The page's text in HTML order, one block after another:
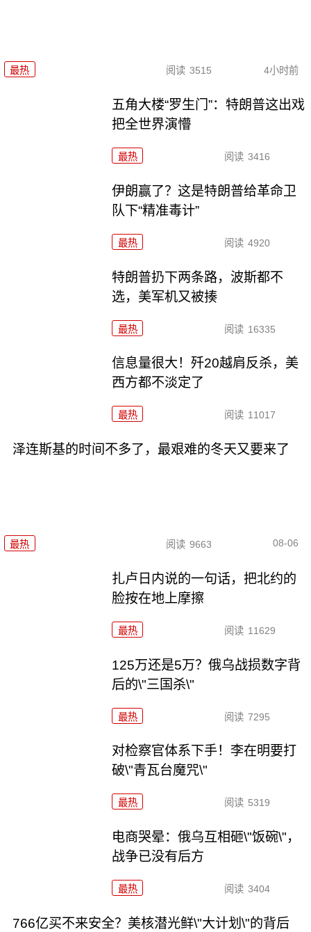
最热 阅读 3515 4小时前
五角大楼“罗生门”：特朗普这出戏
把全世界演懵
最热 阅读 3416
伊朗赢了？这是特朗普给革命卫
队下“精准毒计”
最热 阅读 4920
特朗普扔下两条路，波斯都不
选，美军机又被揍
最热 阅读 16335
信息量很大！歼20越肩反杀，美
西方都不淡定了
最热 阅读 11017
泽连斯基的时间不多了，最艰难的冬天又要来了
最热 阅读 9663 08-06
扎卢日内说的一句话，把北约的
脸按在地上摩擦
最热 阅读 11629
125万还是5万？俄乌战损数字背
后的\"三国杀\"
最热 阅读 7295
对检察官体系下手！李在明要打
破\"青瓦台魔咒\"
最热 阅读 5319
电商哭晕：俄乌互相砸\"饭碗\"，
战争已没有后方
最热 阅读 3404
766亿买不来安全？美核潜光鲜\"大计划\"的背后